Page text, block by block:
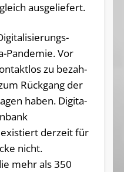
aus­ge­lie­fert.
Pan­de­mie. Vor
zu be­zah­
Rück­gang der
haben. Di­gi­ta­
der­zeit für
nicht.
mehr als 350